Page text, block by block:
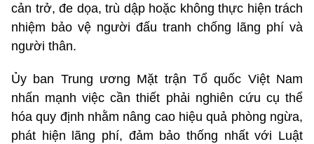
cản trở, đe dọa, trù dập hoặc không thực hiện trách
nhiệm bảo vệ người đấu tranh chống lãng phí và
người thân.
Ủy ban Trung ương Mặt trận Tổ quốc Việt Nam
nhấn mạnh việc cần thiết phải nghiên cứu cụ thể
hóa quy định nhằm nâng cao hiệu quả phòng ngừa,
phát hiện lãng phí, đảm bảo thống nhất với Luật